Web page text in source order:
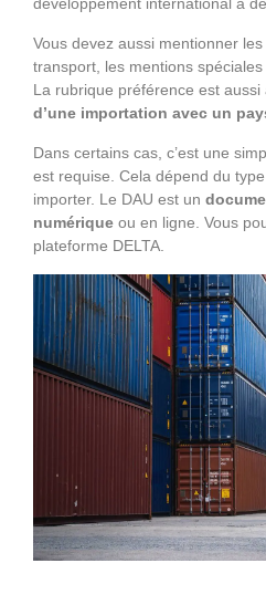
Vous devez aussi mentionner
transport, les mentions
La rubrique préférence est
d’une importation avec un
Dans certains cas, c’est une
est requise. Cela dépend du
importer. Le DAU est un
numérique ou en ligne. Vous
plateforme DELTA.